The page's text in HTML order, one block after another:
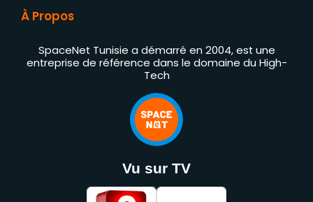
À Propos
SpaceNet Tunisie a démarré en 2004, est une
entreprise de référence dans le domaine du High-
Tech
Vu sur TV